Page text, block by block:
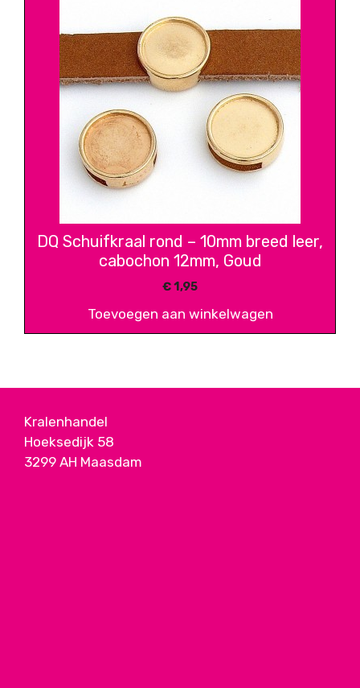
DQ Schuifkraal rond – 10mm breed leer,
cabochon 12mm, Goud
€1,95
Toevoegen aan winkelwagen
Kralenhandel
Hoeksedijk 58
3299 AH Maasdam